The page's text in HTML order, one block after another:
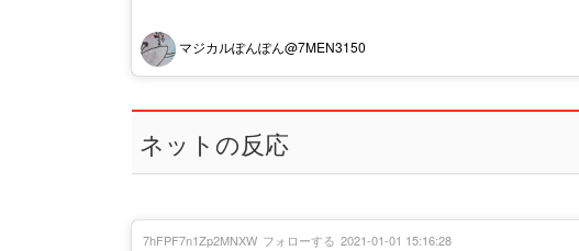
マジカルぽんぽん@7MEN3150
ネットの反応
7hFPF7n1Zp2MNXW フォローする 2021-01-01 15:16:28